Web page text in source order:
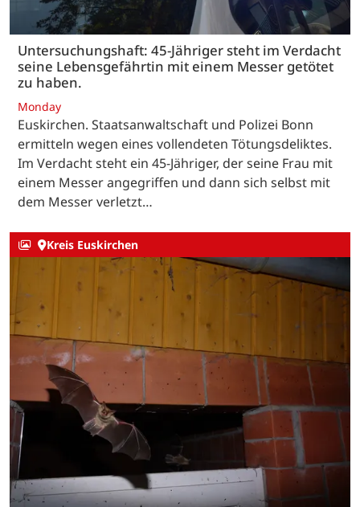
Untersuchungshaft: 45-Jähriger steht im Verdacht
seine Lebensgefährtin mit einem Messer getötet
zu haben.
Monday
Euskirchen. Staatsanwaltschaft und Polizei Bonn
ermitteln wegen eines vollendeten Tötungsdeliktes.
Im Verdacht steht ein 45-Jähriger, der seine Frau mit
einem Messer angegriffen und dann sich selbst mit
dem Messer verletzt…
Kreis Euskirchen